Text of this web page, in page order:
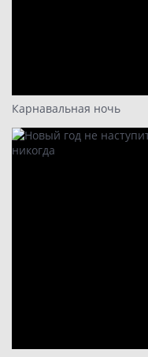
Карнавальная ночь